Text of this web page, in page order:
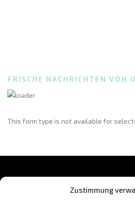
Zustimmung
FRISCHE NACHRICHTEN VON
This form type is not available for
BLEIB AUF DEM